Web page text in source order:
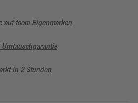
auf toom Eigenmarken
Umtauschgarantie
in 2 Stunden